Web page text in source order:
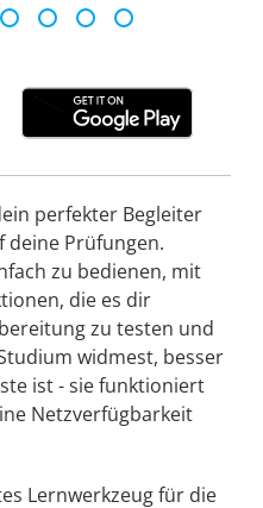
perfekter Begleiter
Prüfungen.
zu bedienen, mit
die es dir
zu testen und
widmest, besser
ist - sie funktioniert
Netzverfügbarkeit
Lernwerkzeug für die